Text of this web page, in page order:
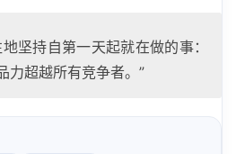
坚持自第一天起就在做的事：
力超越所有竞争者。”